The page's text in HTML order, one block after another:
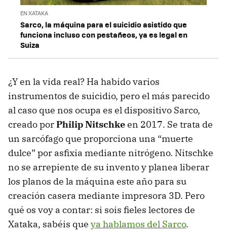
EN XATAKA
Sarco, la máquina para el suicidio asistido que
funciona incluso con pestañeos, ya es legal en
Suiza
¿Y en la vida real? Ha habido varios
instrumentos de suicidio, pero el más parecido
al caso que nos ocupa es el dispositivo Sarco,
creado porPhilip Nitschkeen 2017. Se trata de
un sarcófago que proporciona una “muerte
dulce” por asfixia mediante nitrógeno. Nitschke
no se arrepiente de su invento y planea liberar
los planos de la máquina este año para su
creación casera mediante impresora 3D. Pero
qué os voy a contar: si sois fieles lectores de
Xataka, sabéis que ya hablamos del Sarco.